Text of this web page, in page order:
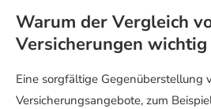
Warum der Vergleich
Versicherungen
Eine sorgfältige Gegenüberstellung
Versicherungsangebote, zum